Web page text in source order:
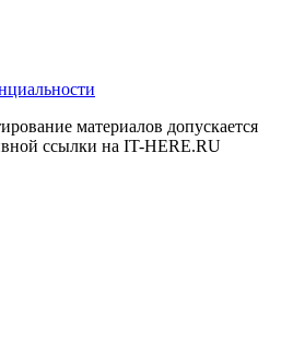
материалов допускается
ссылки на IT-HERE.RU